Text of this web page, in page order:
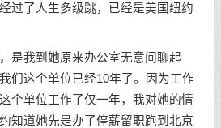
过了人生多级跳，已经是美国纽约
我到她原来办公室无意间聊起
们这个单位已经10年了。因为工作
个单位工作了仅一年，我对她的情
知道她先是办了停薪留职跑到北京